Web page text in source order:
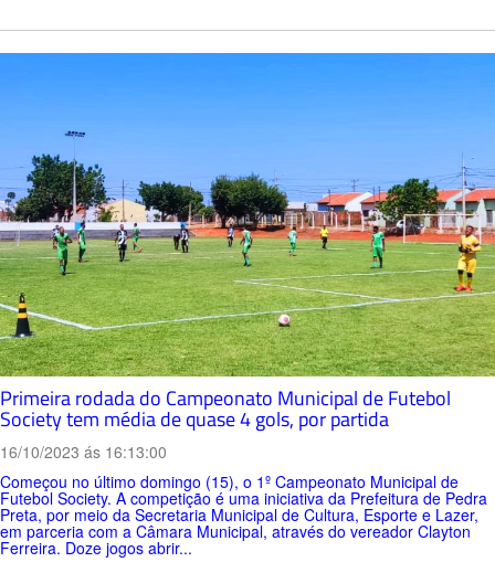
Primeira rodada do Campeonato Municipal de Futebol
Society tem média de quase 4 gols, por partida
16/10/2023 ás 16:13:00
Começou no último domingo (15), o 1º Campeonato Municipal de
Futebol Society. A competição é uma iniciativa da Prefeitura de Pedra
Preta, por meio da Secretaria Municipal de Cultura, Esporte e Lazer,
em parceria com a Câmara Municipal, através do vereador Clayton
Ferreira. Doze jogos abrir...